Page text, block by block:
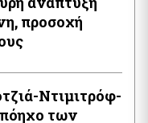
προσοχή
Ντιμιτρόφ-